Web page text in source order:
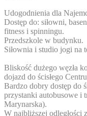
Udogodnienia dla
Dostęp do: siłowni,
fitness i spinningu.
Przedszkole w budynku.
Siłownia i studio jogi na
Bliskość dużego węzła
dojazd do ścisłego
Bardzo dobry dostęp do
przystanki autobusowe i
Marynarska).
W najbliższej odległości